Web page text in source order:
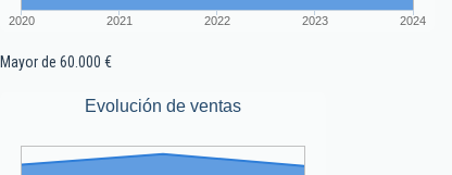
2020 2021 2022 2023 2024
Mayor de 60.000 €
Evolución de ventas